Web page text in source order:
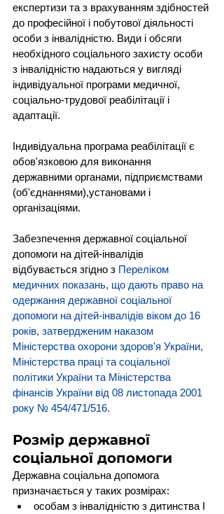
експертизи та з врахуванням здібностей
до професійної і побутової діяльності
особи з інвалідністю. Види і обсяги
необхідного соціального захисту особи
з інвалідністю надаються у вигляді
індивідуальної програми медичної,
соціально-трудової реабілітації і
адаптації.
Індивідуальна програма реабілітації є
обов'язковою для виконання
державними органами, підприємствами
(об'єднаннями),установами і
організаціями.
Забезпечення державної соціальної
допомоги на дітей-інвалідів
відбувається згідно з Переліком
медичних показань, що дають право на
одержання державної соціальної
допомоги на дітей-інвалідів віком до 16
років, затвердженим наказом
Міністерства охорони здоров'я України,
Міністерства праці та соціальної
політики України та Міністерства
фінансів України від 08 листопада 2001
року № 454/471/516.
Розмір державної
соціальної допомоги
Державна соціальна допомога
призначається у таких розмірах:
особам з інвалідністю з дитинства I